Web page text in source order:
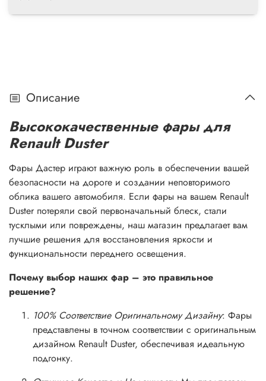
Описание
Высококачественные фары для
Renault Duster
Фары Дастер играют важную роль в обеспечении вашей
безопасности на дороге и создании неповторимого
облика вашего автомобиля. Если фары на вашем Renault
Duster потеряли свой первоначальный блеск, стали
тусклыми или повреждены, наш магазин предлагает вам
лучшие решения для восстановления яркости и
функциональности переднего освещения.
Почему выбор наших фар – это правильное
решение?
100% Соответствие Оригинальному Дизайну: Фары
представлены в точном соответствии с оригинальным
дизайном Renault Duster, обеспечивая идеальную
подгонку.